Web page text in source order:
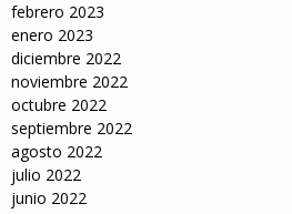
febrero 2023
enero 2023
diciembre 2022
noviembre 2022
octubre 2022
septiembre 2022
agosto 2022
julio 2022
junio 2022